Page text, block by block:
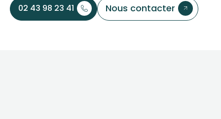
02 43 98 23 41
Nous contacter